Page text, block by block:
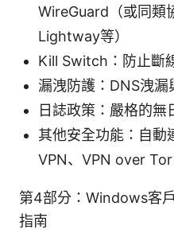
WireGuard（或同類
Lightway等）
Kill Switch：防止斷
漏洩防護：DNS洩
日誌政策：嚴格的無
其他安全功能：自動
VPN、VPN over
第4部分：Windows客
指南